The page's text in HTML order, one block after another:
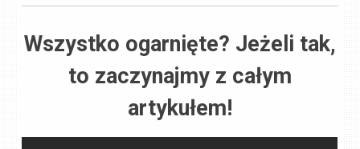
Wszystko ogarnięte? Jeżeli tak,
to zaczynajmy z całym
artykułem!